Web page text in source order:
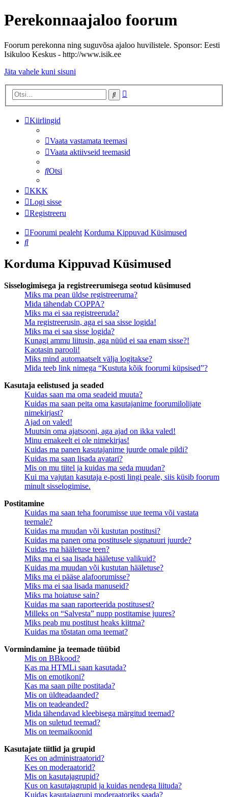
Perekonnaajaloo foorum
Foorum perekonna ning suguvõsa ajaloo huvilistele. Sponsor: Eesti
Isikuloo Keskus - http://www.isik.ee
Jäta vahele kuni sisuni
Otsi
Kiirlingid
Vaata vastamata teemasi
Vaata aktiivseid teemasid
Otsi
KKK
Logi sisse
Registreeru
Foorumi pealeht Korduma Kippuvad Küsimused
Otsi
Korduma Kippuvad Küsimused
Sisselogimisega ja registreerumisega seotud küsimused
Miks ma pean üldse registreeruma?
Mida tähendab COPPA?
Miks ma ei saa registreeruda?
Ma registreerusin, aga ei saa sisse logida!
Miks ma ei saa sisse logida?
Kunagi ammu liitusin, aga nüüd ei saa enam sisse?!
Kaotasin parooli!
Miks mind automaatselt välja logitakse?
Mida teeb link nimega “Kustuta kõik foorumi küpsised”?
Kasutaja eelistused ja seaded
Kuidas saan ma oma seadeid muuta?
Kuidas ma saan peita oma kasutajanime foorumilolijate
nimekirjast?
Ajad on valed!
Muutsin oma ajatsooni, aga ajad on ikka valed!
Minu emakeelt ei ole nimekirjas!
Kuidas ma panen kasutajanime juurde omale pildi?
Kuidas ma saan lisada avatari?
Mis on mu tiitel ja kuidas ma seda muudan?
Kui ma vajutan kasutaja e-posti lingi peale, siis küsib foorum
minult sisselogimise.
Postitamine
Kuidas ma saan teha foorumisse uue teema või vastata
teemale?
Kuidas ma muudan või kustutan postitusi?
Kuidas ma panen oma postitusele signatuuri juurde?
Kuidas ma hääletuse teen?
Miks ma ei saa lisada hääletuse valikuid?
Kuidas ma muudan või kustutan hääletuse?
Miks ma ei pääse alafoorumisse?
Miks ma ei saa lisada manuseid?
Miks ma hoiatuse sain?
Kuidas ma saan raporteerida postitusest?
Milleks on “Salvesta” nupp postitamise juures?
Miks peab mu postitust heaks kiitma?
Kuidas ma tõstatan oma teemat?
Vormindamine ja teemade tüübid
Mis on BBkood?
Kas ma HTMLi saan kasutada?
Mis on emotikoni?
Kas ma saan pilte postitada?
Mis on üldteadaanded?
Mis on teadeanded?
Mida tähendavad kleebisega märgitud teemad?
Mis on suletud teemad?
Mis on teemaikoonid
Kasutajate tiitlid ja grupid
Kes on administraatorid?
Kes on moderaatorid?
Mis on kasutajagrupid?
Kus on kasutajagrupid ja kuidas nendega liituda?
Kuidas kasutajagrupi moderaatoriks saada?